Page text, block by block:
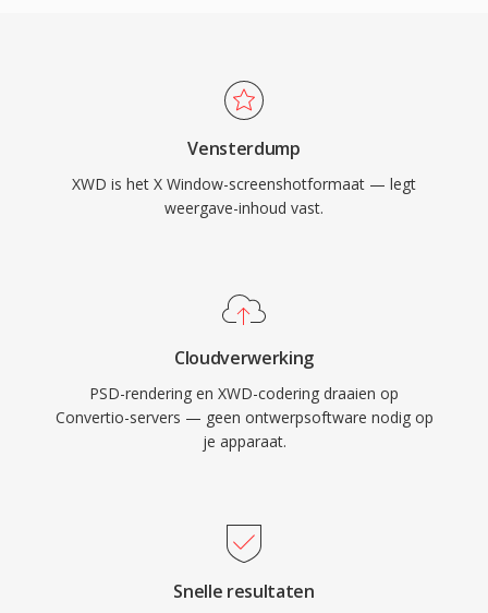
Vensterdump
XWD is het X Window-screenshotformaat — legt
weergave-inhoud vast.
Cloudverwerking
PSD-rendering en XWD-codering draaien op
Convertio-servers — geen ontwerpsoftware nodig op
je apparaat.
Snelle resultaten